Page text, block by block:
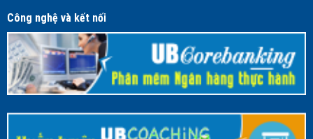
Công nghệ và kết nối